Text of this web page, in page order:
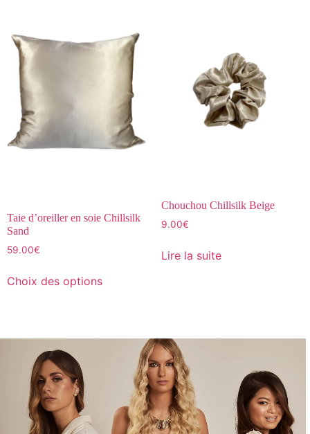
Taie d’oreiller en soie Chillsilk
Sand
59.00€
Choix des options
Chouchou Chillsilk Beige
9.00€
Lire la suite